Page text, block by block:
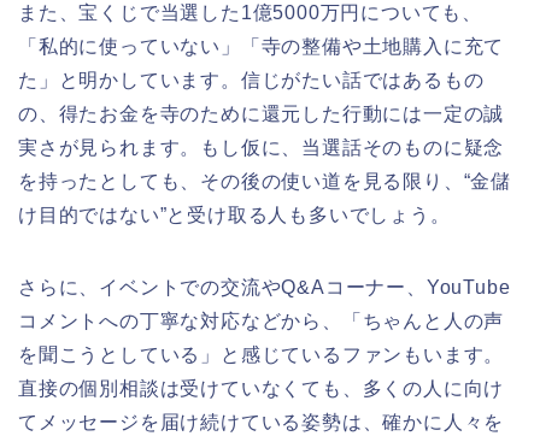
また、宝くじで当選した1億5000万円についても、
「私的に使っていない」「寺の整備や土地購入に充て
た」と明かしています。信じがたい話ではあるもの
の、得たお金を寺のために還元した行動には一定の誠
実さが見られます。もし仮に、当選話そのものに疑念
を持ったとしても、その後の使い道を見る限り、“金儲
け目的ではない”と受け取る人も多いでしょう。
さらに、イベントでの交流やQ&Aコーナー、YouTube
コメントへの丁寧な対応などから、「ちゃんと人の声
を聞こうとしている」と感じているファンもいます。
直接の個別相談は受けていなくても、多くの人に向け
てメッセージを届け続けている姿勢は、確かに人々を